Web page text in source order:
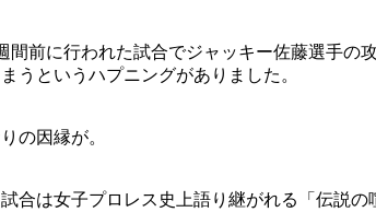
間前に行われた試合でジャッキー佐藤選手の
うというハプニングがありました。
の因縁が。
合は女子プロレス史上語り継がれる「伝説の